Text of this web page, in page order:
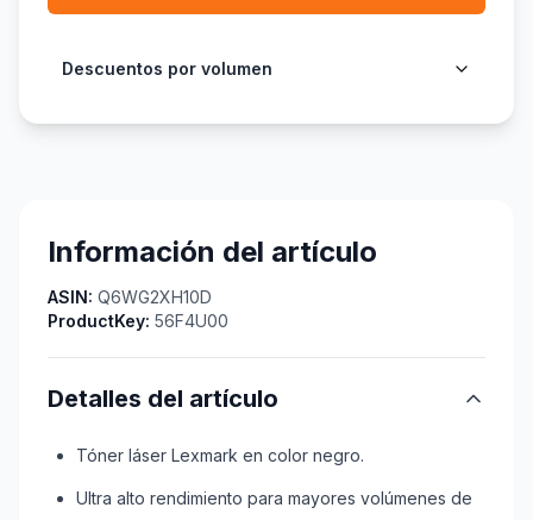
Descuentos por volumen
Información del artículo
ASIN: Q6WG2XH10D
ProductKey: 56F4U00
Detalles del artículo
Tóner láser Lexmark en color negro.
Ultra alto rendimiento para mayores volúmenes de